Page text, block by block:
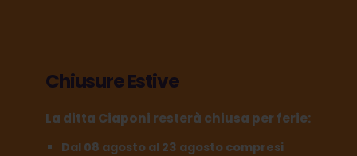
Chiusure Estive
La ditta Ciaponi resterà chiusa per ferie:
Dal 08 agosto al 23 agosto compresi